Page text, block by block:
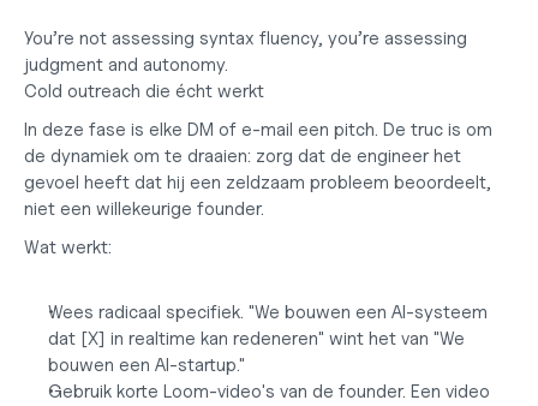
judgment and autonomy.
Cold outreach die écht werkt
In deze fase is elke DM of e-mail een pitch. De truc is om
de dynamiek om te draaien: zorg dat de engineer het
gevoel heeft dat hij een zeldzaam probleem beoordeelt,
niet een willekeurige founder.
Wat werkt:
Wees radicaal specifiek. "We bouwen een AI-systeem
dat [X] in realtime kan redeneren" wint het van "We
bouwen een AI-startup."
Gebruik korte Loom-video's van de founder. Een video